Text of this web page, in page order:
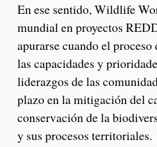
En ese sentido, Wildlife
mundial en proyectos
apurarse cuando el
las capacidades y
liderazgos de las
plazo en la mitigación del
conservación de la
y sus procesos territoriales.